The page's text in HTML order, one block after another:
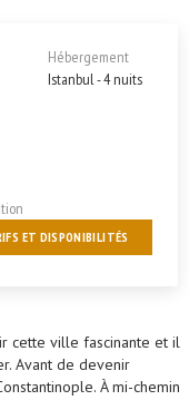
Hébergement
Istanbul - 4 nuits
ET DISPONIBILITÉS
cette ville fascinante et il
Avant de devenir
À mi-chemin